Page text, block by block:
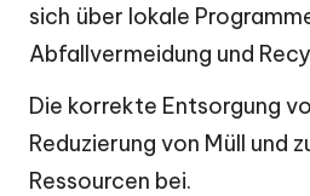
sich über lokale
Abfallvermeidung und
Die korrekte Entsorgung
Reduzierung von Müll und
Ressourcen bei.